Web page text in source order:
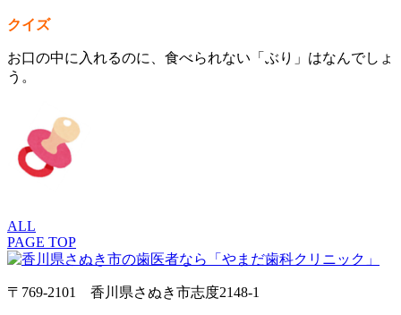
クイズ
お口の中に入れるのに、食べられない「ぶり」はなんでしょ
う。
ALL
PAGE TOP
〒769-2101 香川県さぬき市志度2148-1